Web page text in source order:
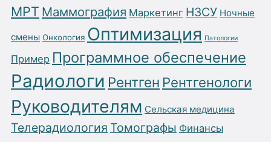
МРТ Маммография Маркетинг НЗСУ Ночные
смены Онкология Оптимизация Патологии
Пример Программное обеспечение
Радиологи Рентген Рентгенологи
Руководителям Сельская медицина
Телерадиология Томографы Финансы